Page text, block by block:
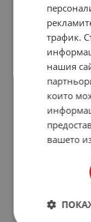
трафик.
нашия
които
вашето